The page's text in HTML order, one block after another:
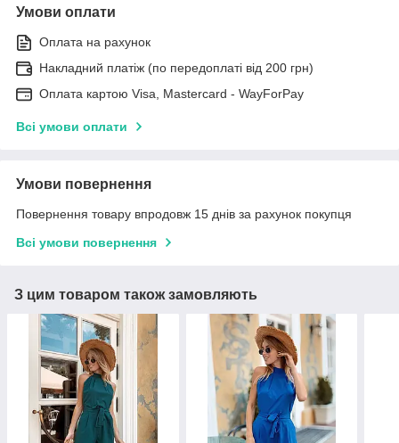
Умови оплати
Оплата на рахунок
Накладний платіж (по передоплаті від 200 грн)
Оплата картою Visa, Mastercard - WayForPay
Всі умови оплати
Умови повернення
Повернення товару впродовж 15 днів за рахунок покупця
Всі умови повернення
З цим товаром також замовляють